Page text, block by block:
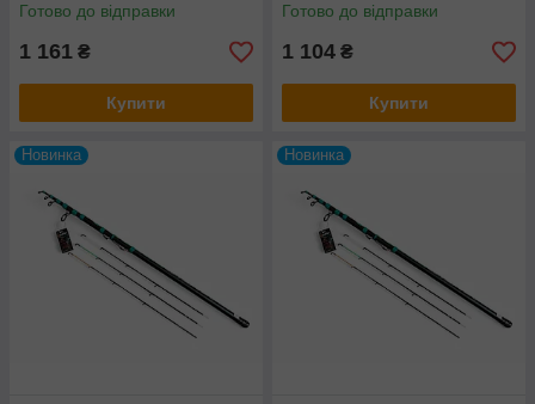
Готово до відправки
1 161 ₴
Купити
Готово до відправки
1 104 ₴
Купити
Новинка Новинка